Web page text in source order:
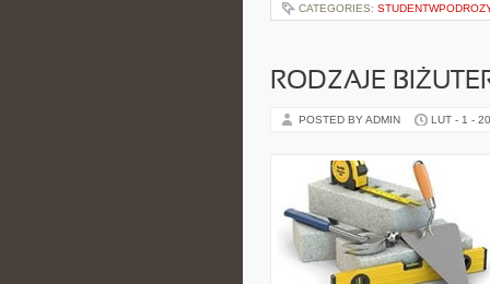
CATEGORIES:
RODZAJE
POSTED BY ADMIN LUT - 1 -